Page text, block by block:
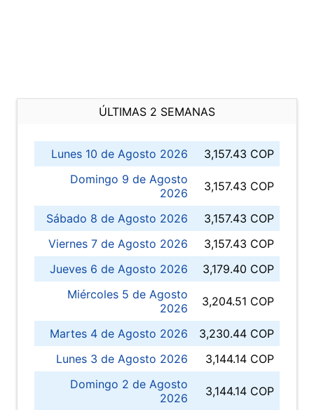
ÚLTIMAS 2 SEMANAS
Lunes 10 de Agosto 2026
3,157.43 COP
Domingo 9 de Agosto
2026
3,157.43 COP
Sábado 8 de Agosto 2026
3,157.43 COP
Viernes 7 de Agosto 2026
3,157.43 COP
Jueves 6 de Agosto 2026
3,179.40 COP
Miércoles 5 de Agosto
2026
3,204.51 COP
Martes 4 de Agosto 2026
3,230.44 COP
Lunes 3 de Agosto 2026
3,144.14 COP
Domingo 2 de Agosto
2026
3,144.14 COP